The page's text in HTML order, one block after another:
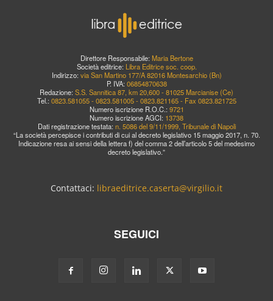
Direttore Responsabile: Maria Bertone
Società editrice: Libra Editrice soc. coop.
Indirizzo: via San Martino 177/A 82016 Montesarchio (Bn)
P. IVA: 06854870638
Redazione: S.S. Sannitica 87, km 20,600 - 81025 Marcianise (Ce)
Tel.: 0823.581055 - 0823.581005 - 0823.821165 - Fax 0823.821725
Numero iscrizione R.O.C.: 9721
Numero iscrizione AGCI: 13738
Dati registrazione testata: n. 5086 del 9/11/1999, Tribunale di Napoli
“La società percepisce i contributi di cui al decreto legislativo 15 maggio 2017, n. 70.
Indicazione resa ai sensi della lettera f) del comma 2 dell’articolo 5 del medesimo
decreto legislativo.”
Contattaci: libraeditrice.caserta@virgilio.it
SEGUICI